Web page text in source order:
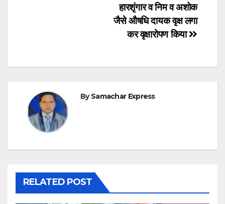
हारशृंगार व निम व अशोक
जैसे औषधि दायक वृक्ष लगा
कर वृक्षारोपण किया
BySamachar Express
RELATED POST